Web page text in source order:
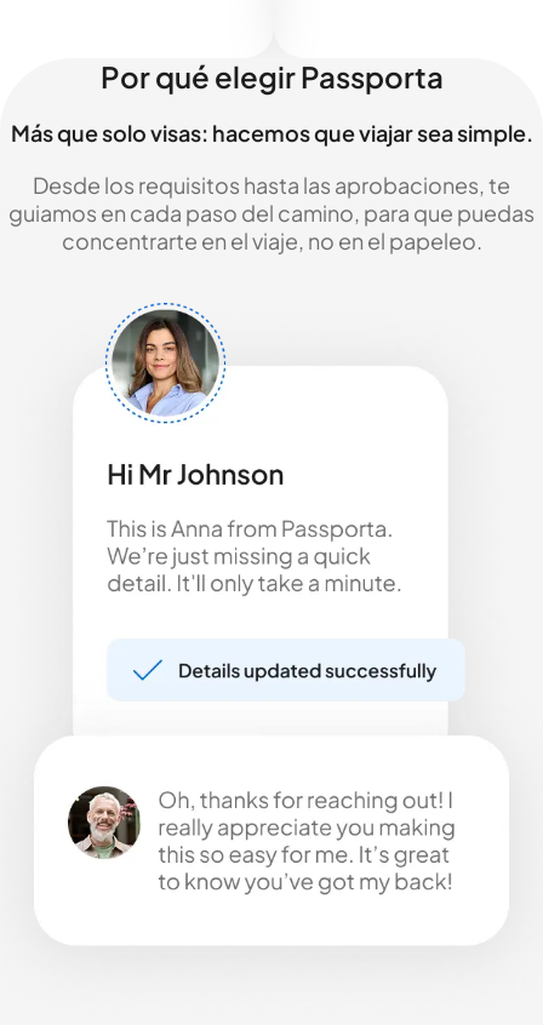
Por qué elegir Passporta
Más que solo visas: hacemos que viajar sea simple.
Desde los requisitos hasta las aprobaciones, te
guiamos en cada paso del camino, para que puedas
concentrarte en el viaje, no en el papeleo.